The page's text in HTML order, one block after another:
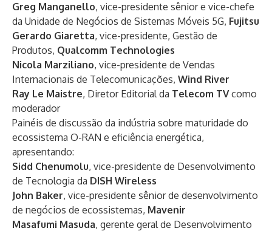
Greg Manganello, vice-presidente sênior e vice-chefe
da Unidade de Negócios de Sistemas Móveis 5G, Fujitsu
Gerardo Giaretta, vice-presidente, Gestão de
Produtos, Qualcomm Technologies
Nicola Marziliano, vice-presidente de Vendas
Internacionais de Telecomunicações, Wind River
Ray Le Maistre, Diretor Editorial da Telecom TVcomo
moderador
Painéis de discussão da indústria sobre maturidade do
ecossistema O-RAN e eficiência energética,
apresentando:
Sidd Chenumolu, vice-presidente de Desenvolvimento
de Tecnologia da DISH Wireless
John Baker, vice-presidente sênior de desenvolvimento
de negócios de ecossistemas, Mavenir
Masafumi Masuda, gerente geral de Desenvolvimento